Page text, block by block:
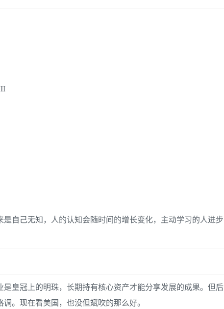
自己无知，人的认知会随时间的增长变化，主动学习的人进步
皇冠上的明珠，长期持有核心资产才能分享发展的成果。但后
。现在看美国，也没但斌吹的那么好。